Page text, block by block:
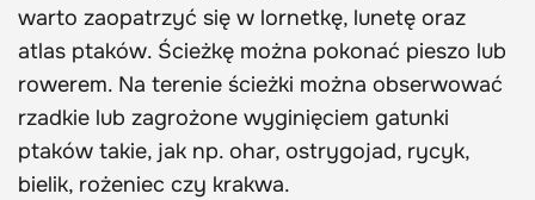
warto zaopatrzyć się w lornetkę, lunetę oraz
atlas ptaków. Ścieżkę można pokonać pieszo lub
rowerem. Na terenie ścieżki można obserwować
rzadkie lub zagrożone wyginięciem gatunki
ptaków takie, jak np. ohar, ostrygojad, rycyk,
bielik, rożeniec czy krakwa.